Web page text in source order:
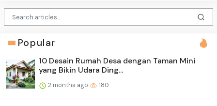
Popular
10 Desain Rumah Desa dengan Taman Mini
yang Bikin Udara Ding...
2 months ago 180